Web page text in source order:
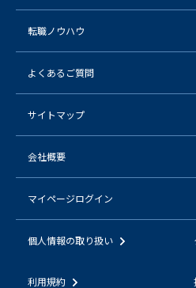
転職ノウハウ
よくあるご質問
サイトマップ
会社概要
マイページログイン
個人情報の取り扱い
利用規約